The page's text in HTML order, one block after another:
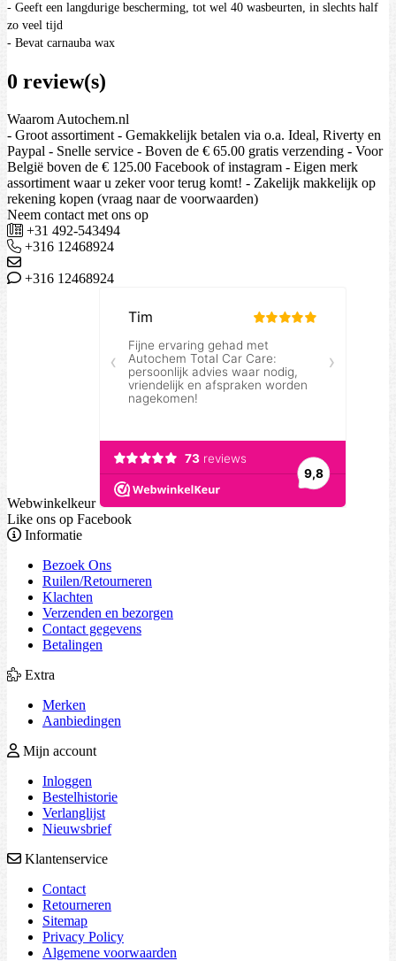
- Geeft een langdurige bescherming, tot wel 40 wasbeurten, in slechts half
zo veel tijd
- Bevat carnauba wax
0 review(s)
Waarom Autochem.nl
- Groot assortiment - Gemakkelijk betalen via o.a. Ideal, Riverty en
Paypal - Snelle service - Boven de € 65.00 gratis verzending - Voor
België boven de € 125.00 Facebook of instagram - Eigen merk
assortiment waar u zeker voor terug komt! - Zakelijk makkelijk op
rekening kopen (vraag naar de voorwaarden)
Neem contact met ons op
+31 492-543494
+316 12468924
+316 12468924
Webwinkelkeur
Like ons op Facebook
Informatie
Bezoek Ons
Ruilen/Retourneren
Klachten
Verzenden en bezorgen
Contact gegevens
Betalingen
Extra
Merken
Aanbiedingen
Mijn account
Inloggen
Bestelhistorie
Verlanglijst
Nieuwsbrief
Klantenservice
Contact
Retourneren
Sitemap
Privacy Policy
Algemene voorwaarden